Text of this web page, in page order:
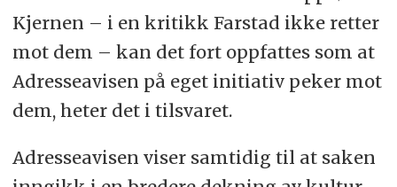
Kjernen – i en kritikk Farstad ikke retter
mot dem – kan det fort oppfattes som at
Adresseavisen på eget initiativ peker mot
dem, heter det i tilsvaret.
Adresseavisen viser samtidig til at saken